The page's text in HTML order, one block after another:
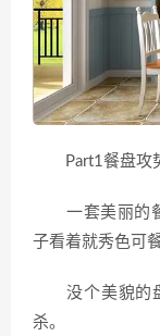
Part1餐盘攻
一套美丽的餐
子看着就秀色可餐
没个美貌的盘
杀。